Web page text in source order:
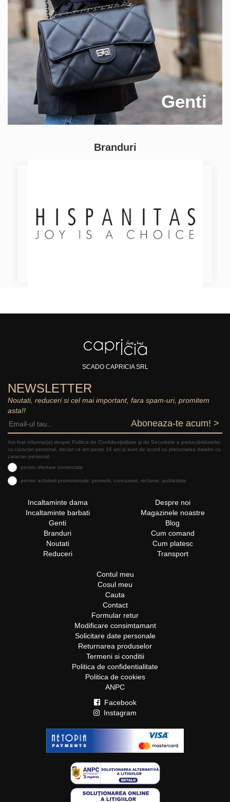
Genti
Branduri
SCADO CAPRICIA SRL
NEWSLETTER
Noutati, reduceri si cel mai important, fara spam-uri, promitem
asta!!
Aboneaza-te acum! >
Am fost informat(a) despre Politica de Confidențialitate şi de Securitate a prelucrăriidatelor
cu caracter personal, declar ca am peste 16 ani și sunt de acord cu prelucrarea datelor cu
caracter personal:
pentru ofertare comerciala
pentru activitati promotionale: promotii, concursuri, reclame, publicitate
Incaltaminte dama
Incaltaminte barbati
Genti
Branduri
Noutati
Reduceri
Despre noi
Magazinele noastre
Blog
Cum comand
Cum platesc
Transport
Contul meu
Cosul meu
Cauta
Contact
Formular retur
Modificare consimtamant
Solicitare date personale
Returnarea produselor
Termeni si conditii
Politica de confidentialitate
Politica de cookies
ANPC
Facebook
Instagram